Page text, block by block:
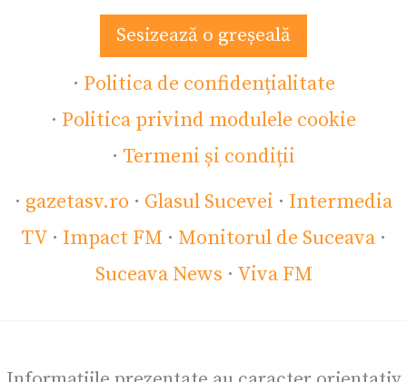
Sesizează o greșeală
· Politica de confidențialitate
· Politica privind modulele cookie
· Termeni și condiții
· gazetasv.ro · Glasul Sucevei · Intermedia
TV · Impact FM · Monitorul de Suceava ·
Suceava News · Viva FM